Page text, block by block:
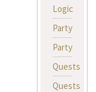
Logic
Party
Party
Quests
Quests